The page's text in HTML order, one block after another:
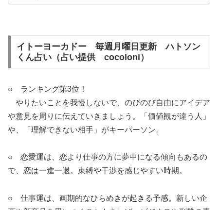
イトーヨーカドー 毎週月曜日更新 ハトソン
くん占い（占い提供 cocoloni）
○ ランキング第3位！
やりたいことを我慢しないで、のびのび自由にアイデア
や意見を周りに伝えていきましょう。「価値観が違う人」
や、「理解できない相手」がキーパーソン。
○ 恋愛運は、恋より仕事の方に夢中になる傾向もあるの
で、恋は一進一退。束縛や干渉を感じやすい時期。
○ 仕事運は、画期的なひらめきが起きる予感。新しい企